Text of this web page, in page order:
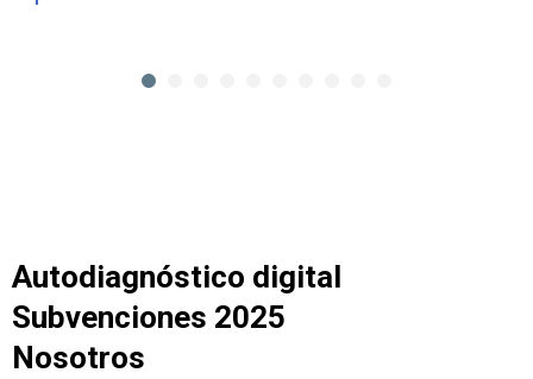
Autodiagnóstico digital
Subvenciones 2025
Nosotros